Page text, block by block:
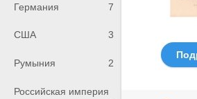
Германия 7
США 3
Румыния 2
Российская империя